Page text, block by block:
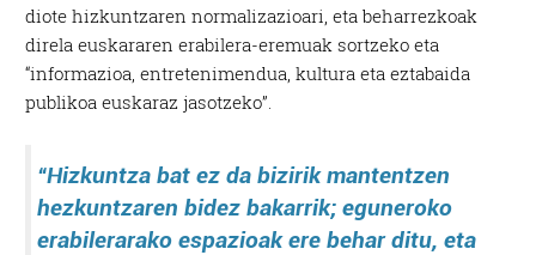
diote hizkuntzaren normalizazioari, eta beharrezkoak
direla euskararen erabilera-eremuak sortzeko eta
“informazioa, entretenimendua, kultura eta eztabaida
publikoa euskaraz jasotzeko”.
“Hizkuntza bat ez da bizirik mantentzen
hezkuntzaren bidez bakarrik; eguneroko
erabilerarako espazioak ere behar ditu, eta